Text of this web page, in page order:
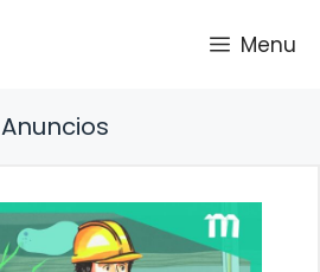
Menu
Anuncios